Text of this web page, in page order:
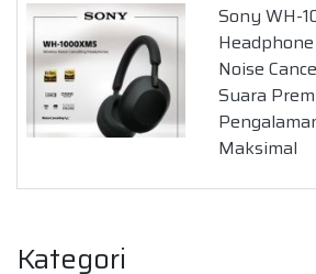
Sony WH-
Noise
Suara
Maksimal
Kategori